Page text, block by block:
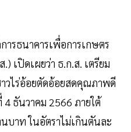
ารธนาคารเพื่อการเกษตร
เปิดเผยว่า ธ.ก.ส. เตรียม
วไร่อ้อยตัดอ้อยสดคุณภาพดี
ธันวาคม 2566 ภายใต้
นบาท ในอัตราไม่เกินตันละ